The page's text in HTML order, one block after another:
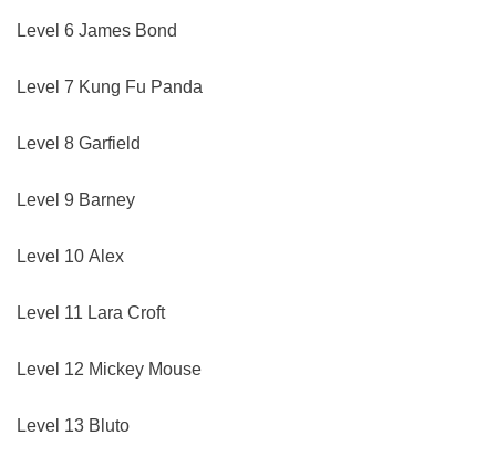
Level 6 James Bond
Level 7 Kung Fu Panda
Level 8 Garfield
Level 9 Barney
Level 10 Alex
Level 11 Lara Croft
Level 12 Mickey Mouse
Level 13 Bluto